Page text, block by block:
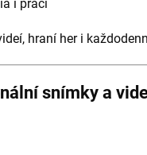
i práci
hraní her i
snímky a